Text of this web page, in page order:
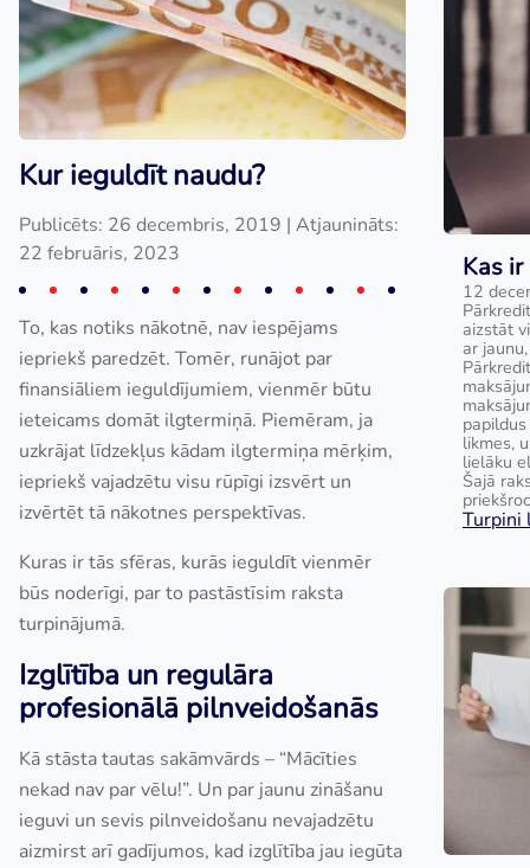
Kur ieguldīt naudu?
Publicēts: 26 decembris, 2019 | Atjaunināts:
22 februāris, 2023
To, kas notiks nākotnē, nav iespējams
iepriekš paredzēt. Tomēr, runājot par
finansiāliem ieguldījumiem, vienmēr būtu
ieteicams domāt ilgtermiņā. Piemēram, ja
uzkrājat līdzekļus kādam ilgtermiņa mērķim,
iepriekš vajadzētu visu rūpīgi izsvērt un
izvērtēt tā nākotnes perspektīvas.
Kuras ir tās sfēras, kurās ieguldīt vienmēr
būs noderīgi, par to pastāstīsim raksta
turpinājumā.
Izglītība un regulāra
profesionālā pilnveidošanās
Kā stāsta tautas sakāmvārds – “Mācīties
nekad nav par vēlu!”. Un par jaunu zināšanu
ieguvi un sevis pilnveidošanu nevajadzētu
aizmirst arī gadījumos, kad izglītība jau iegūta
Kas
12
aizstāt
ar
likmes,
lielāku
Šajā
Turpini